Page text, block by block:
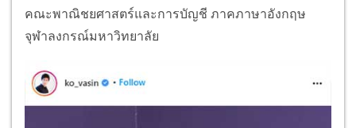
คณะพาณิชยศาสตร์และการบัญชี ภาคภาษาอังกฤษ
จุฬาลงกรณ์มหาวิทยาลัย